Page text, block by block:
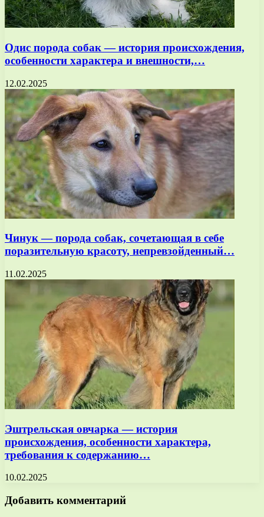
Одис порода собак — история происхождения,
особенности характера и внешности,…
12.02.2025
Чинук — порода собак, сочетающая в себе
поразительную красоту, непревзойденный…
11.02.2025
Эштрельская овчарка — история
происхождения, особенности характера,
требования к содержанию…
10.02.2025
Добавить комментарий